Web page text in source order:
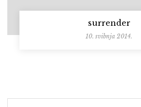
surrender
10. svibnja 2014.